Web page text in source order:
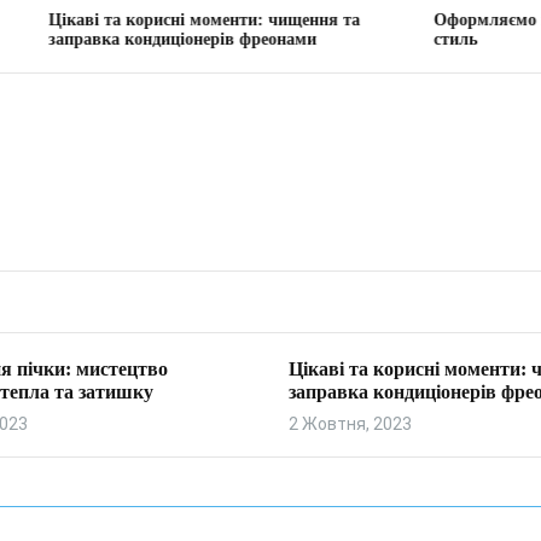
корисні моменти: чищення та
кондиціонерів фреонами
Оформляємо вітальню:
пічки: мистецтво
та затишку
Цікаві та корисні моменти:
заправка кондиціонерів
2 Жовтня, 2023